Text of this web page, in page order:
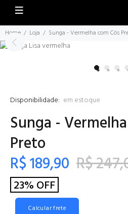
Home Loja Sunga - Vermelha com Cós
Disponibilidade: em estoque
Sunga -
Preto
R$ 189,90 R$
23% OFF
Calcular frete